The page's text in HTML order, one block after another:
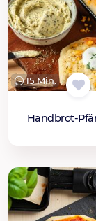
15 Min.
Handbrot-